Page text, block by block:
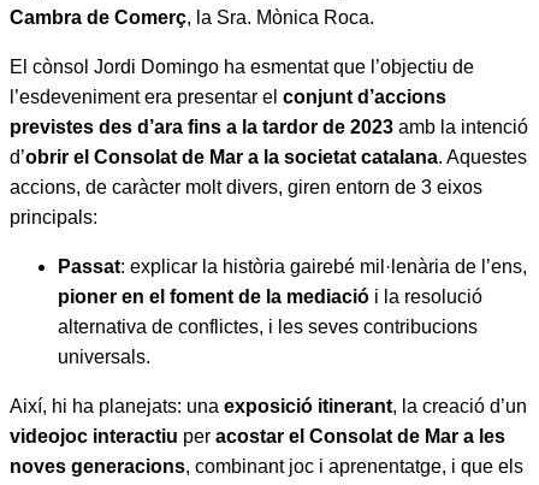
Cambra de Comerç, la Sra. Mònica Roca.
El cònsol Jordi Domingo ha esmentat que l’objectiu de
l’esdeveniment era presentar el conjunt d’accions
previstes des d’ara fins a la tardor de 2023 amb la intenció
d’obrir el Consolat de Mar a la societat catalana. Aquestes
accions, de caràcter molt divers, giren entorn de 3 eixos
principals:
Passat: explicar la història gairebé mil·lenària de l’ens,
pioner en el foment de la mediació i la resolució
alternativa de conflictes, i les seves contribucions
universals.
Així, hi ha planejats: una exposició itinerant, la creació d’un
videojoc interactiu per acostar el Consolat de Mar a les
noves generacions, combinant joc i aprenentatge, i que els